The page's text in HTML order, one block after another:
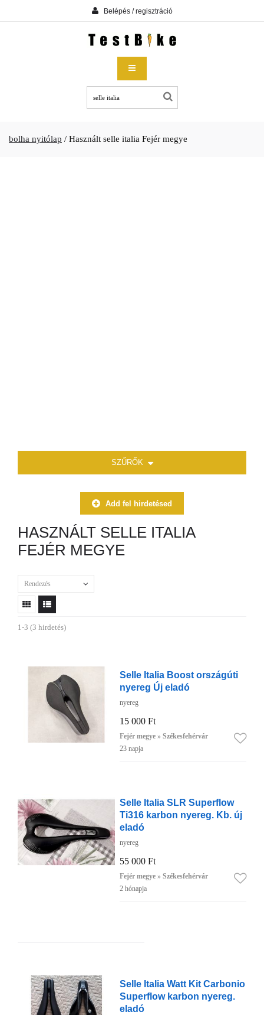
Belépés / regisztráció
bolha nyitólap / Használt selle italia Fejér megye
SZŰRŐK
Add fel hirdetésed
HASZNÁLT SELLE ITALIA
FEJÉR MEGYE
Rendezés
1-3 (3 hirdetés)
Selle Italia Boost országúti
nyereg Új eladó
nyereg
15 000 Ft
Fejér megye » Székesfehérvár
23 napja
Selle Italia SLR Superflow
Ti316 karbon nyereg. Kb. új
eladó
nyereg
55 000 Ft
Fejér megye » Székesfehérvár
2 hónapja
Selle Italia Watt Kit Carbonio
Superflow karbon nyereg.
eladó